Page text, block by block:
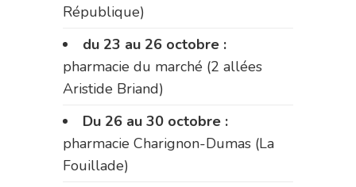
République)
du 23 au 26 octobre :
pharmacie du marché (2 allées
Aristide Briand)
Du 26 au 30 octobre :
pharmacie Charignon-Dumas (La
Fouillade)